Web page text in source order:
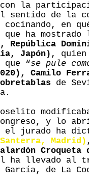
con la
sentido de la
en
que ha
República
Japón) , quien
que “se pule
Camilo
de
y lo
el jurado ha
Madrid)
Croqueta
ha llevado al
de La